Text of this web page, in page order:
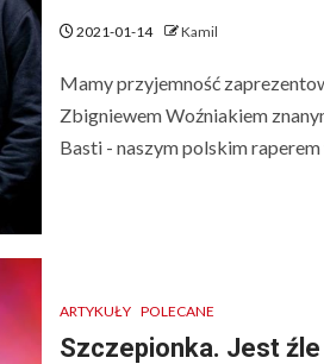
2021-01-14 Kamil
Mamy przyjemność
Zbigniewem Woźniakiem
Basti - naszym polskim raperem
ARTYKUŁY POLECANE
Szczepionka. Jest